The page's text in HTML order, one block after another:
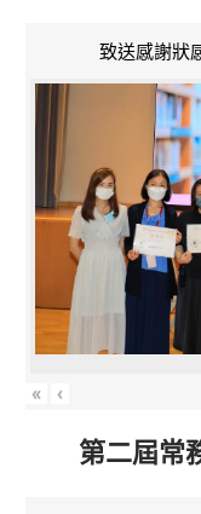
致送感謝狀
« ‹
第二屆常